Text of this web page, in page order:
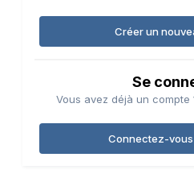
Créer un
Se
Vous avez déjà un
Connectez-